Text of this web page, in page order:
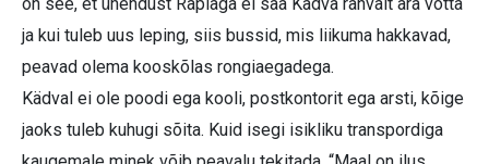
ja kui tuleb uus leping, siis bussid, mis liikuma hakkavad,
peavad olema kooskõlas rongiaegadega.
Kädval ei ole poodi ega kooli, postkontorit ega arsti, kõige
jaoks tuleb kuhugi sõita. Kuid isegi isikliku transpordiga